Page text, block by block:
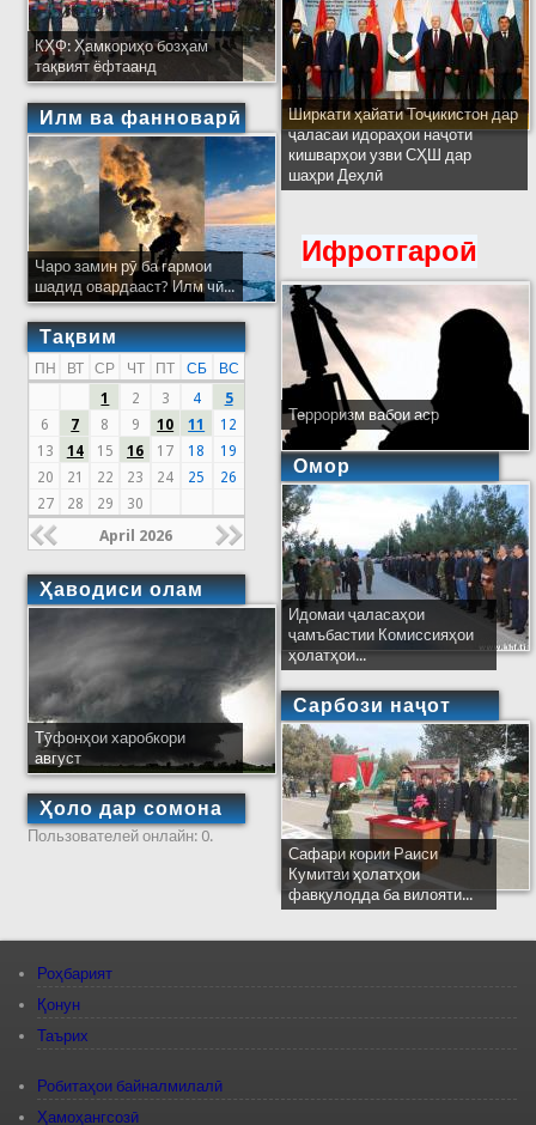
КҲФ: Ҳамкориҳо бозҳам
тақвият ёфтаанд
Илм ва фанноварӣ
Чаро замин рӯ ба гармои
шадид овардааст? Илм чӣ...
Тақвим
ПН ВТ СР ЧТ ПТ СБ
ВС
1
2 3 4
5
6
7 8 9 10 11
12
13
14 15 16 17 18
19
20
21 22 23 24 25
26
27
28 29 30
April 2026
Ҳаводиси олам
Тӯфонҳои харобкори
август
Ҳоло дар сомона
Пользователей онлайн: 0.
Ширкати ҳайати Тоҷикистон дар
ҷаласаи идораҳои наҷоти
кишварҳои узви СҲШ дар
шаҳри Деҳлӣ
Ифротгароӣ
Терроризм вабои аср
Омор
Идомаи ҷаласаҳои
ҷамъбастии Комиссияҳои
ҳолатҳои...
Сарбози наҷот
Сафари кории Раиси
Кумитаи ҳолатҳои
фавқулодда ба вилояти...
Роҳбарият
Қонун
Таърих
Робитаҳои байналмилалӣ
Ҳамоҳангсозӣ